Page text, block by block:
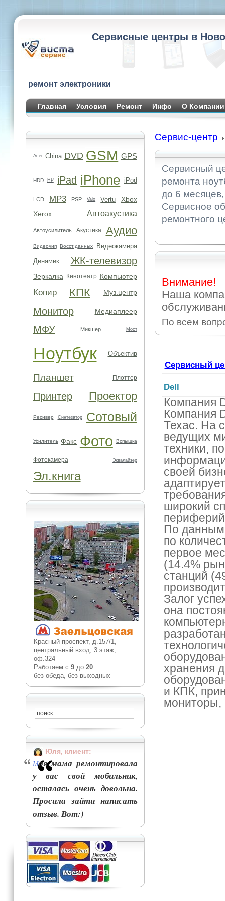
Сервисные центры в
ремонт электроники
Главная Условия Ремонт Инфо О Компании
Acer China DVD GSM GPS
HDD HP iPad iPhone iPod
LCD MP3 PSP Vaio Vertu
Xbox
Xerox
Автоакустика
Автоусилитель Акустика Аудио
Видеочип Восст.данных
Видеокамера
Динамик
ЖК-телевизор
Зеркалка Кинотеатр Компьютер
Копир КПК Муз.центр
Монитор Медиаплеер
МФУ Микшер Мост
Ноутбук Объектив
Планшет Плоттер
Принтер Проектор
Ресивер Синтезатор Сотовый
Усилитель Факс Фото Вспышка
Фотокамера Эквалайзер
Эл.книга
Красный проспект, д.157/1,
центральный вход, 3 этаж,
оф.324
Работаем с 9до 20
без обеда, без выходных
Юля, клиент:
Моя мама ремонтировала
у вас свой мобильник,
осталась очень довольна.
Просила зайти написать
отзыв. Вот:)
Сервис-центр
Сервисный
ремонта
до 6
Сервисное
ремонтного
Внимание!
Наша
По всем
Сервисный
Dell
Компания
Компания
Техас. На
ведущих
техники,
своей
широкий
По данным
по
первое
(14.4%
станций
Залог
она
хранения
и КПК,
мониторы,